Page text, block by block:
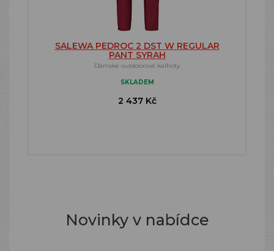
SALEWA PEDROC 2 DST W REGULAR
PANT SYRAH
Dámské outdoorové kalhoty
SKLADEM
2 437 Kč
Novinky v nabídce